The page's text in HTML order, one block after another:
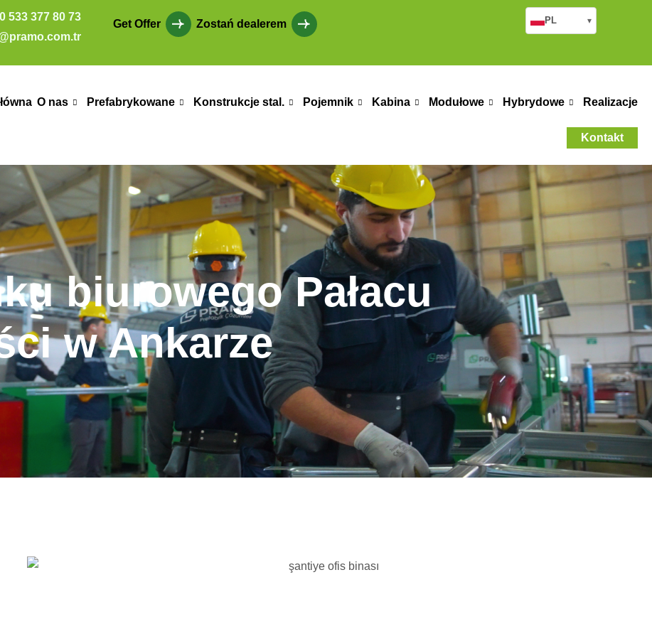
533 377 80 73
Get Offer Zostań dealerem PL ▾
O nas Prefabrykowane Konstrukcje stal. Pojemnik Kabina Modułowe Hybrydowe Realizacje
Kontakt
biurowego Pałacu
w Ankarze